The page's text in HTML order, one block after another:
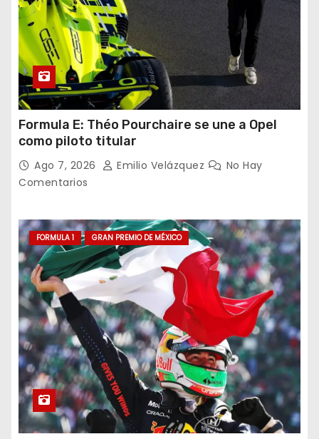
Formula E: Théo Pourchaire se une a Opel
como piloto titular
Ago 7, 2026 Emilio Velázquez
No Hay
Comentarios
FORMULA 1 GRAN PREMIO DE MÉXICO